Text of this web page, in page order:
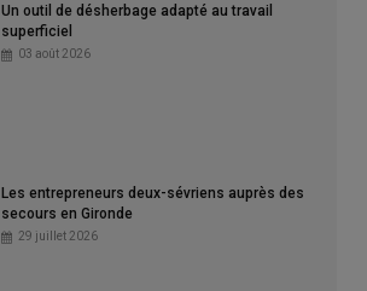
Un outil de désherbage adapté au travail
superficiel
03 août 2026
Les entrepreneurs deux-sévriens auprès des
secours en Gironde
29 juillet 2026